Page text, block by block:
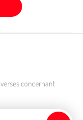
concernant